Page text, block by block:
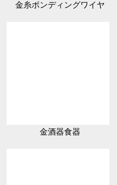
金糸ボンディングワイヤ
金酒器食器